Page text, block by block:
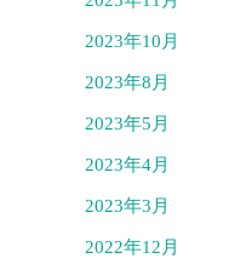
2023年10月
2023年8月
2023年5月
2023年4月
2023年3月
2022年12月